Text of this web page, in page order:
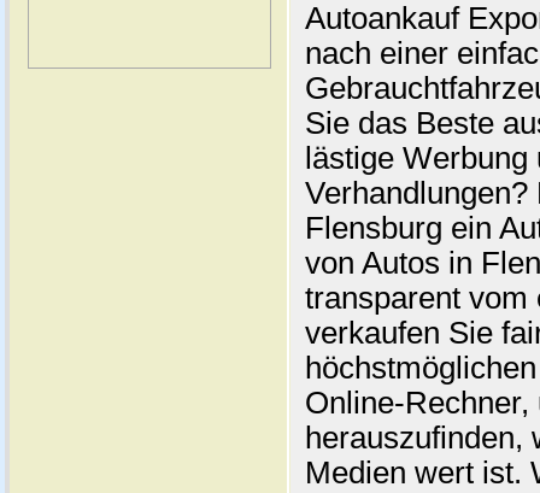
Autoankauf
nach einer
Sie das Beste
lästige
Flensburg ein
von Autos in
transparent vom
verkaufen Sie
Online-
herauszufinden,
Medien wert ist.